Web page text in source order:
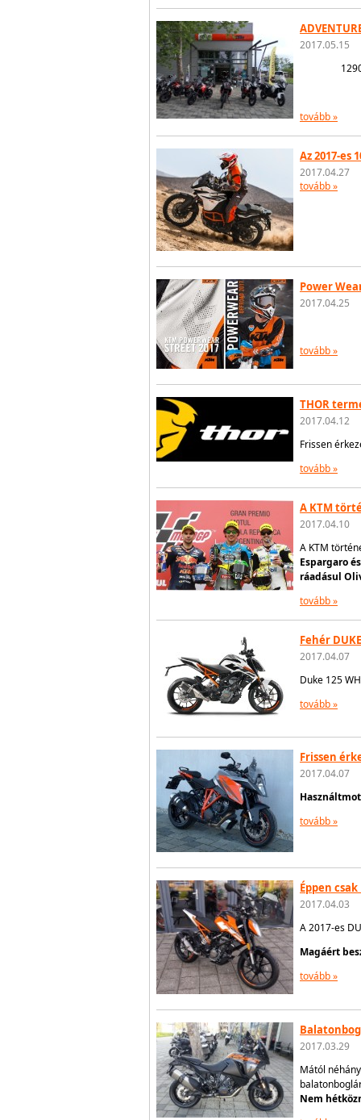
2017.05.15
tovább »
Az 2017-es
2017.04.27
tovább »
Power
2017.04.25
tovább »
THOR
2017.04.12
Frissen
tovább »
A KTM
2017.04.10
A KTM
Espargaro
ráadásul
tovább »
Fehér
2017.04.07
Duke 125
tovább »
Frissen
2017.04.07
tovább »
Éppen
2017.04.03
A 2017-es
Magáért
tovább »
2017.03.29
Mától
Nem